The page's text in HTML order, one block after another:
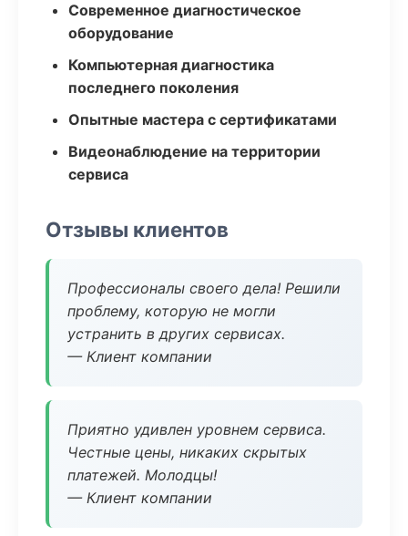
Современное диагностическое
оборудование
Компьютерная диагностика
последнего поколения
Опытные мастера с сертификатами
Видеонаблюдение на территории
сервиса
Отзывы клиентов
Профессионалы своего дела! Решили
проблему, которую не могли
устранить в других сервисах.
— Клиент компании
Приятно удивлен уровнем сервиса.
Честные цены, никаких скрытых
платежей. Молодцы!
— Клиент компании